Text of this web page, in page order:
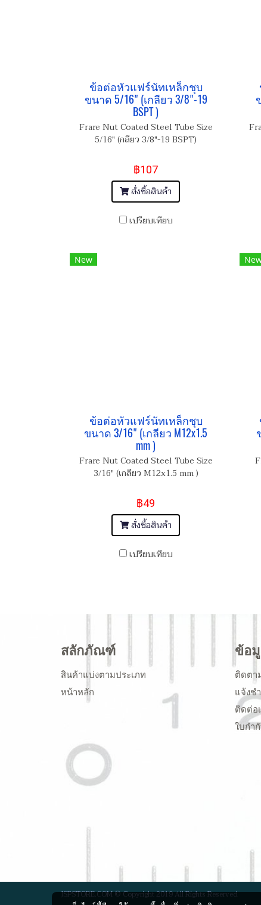
ข้อต่อหัวแฟร์นัทเหล็กชุบ
ขนาด 5/16" (เกลียว 3/8"-19
BSPT )
Frare Nut Coated Steel Tube Size
5/16" (กลียว 3/8"-19 BSPT)
฿107
สั่งซื้อสินค้า
เปรียบเทียบ
New
ข้อต่อหัวแฟร์นัทเหล็กชุบ
ขนาด 3/16" (เกลียว M12x1.5
mm )
Frare Nut Coated Steel Tube Size
3/16" (เกลียว M12x1.5 mm )
฿49
สั่งซื้อสินค้า
เปรียบเทียบ
สลักภัณฑ์
สินค้าแบ่งตามประเภท
หน้าหลัก
ข้อ
ติดตา
แจ้งช
ติดต่อ
ใบกำ
JSPSTORE.COM © Copyright 2019 All Rights Reserved